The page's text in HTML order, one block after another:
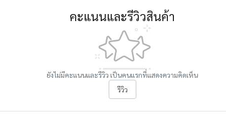
คะแนนและรีวิวสินค้า
ยังไม่มีคะแนนและรีวิว เป็นคนแรกที่แสดงความคิดเห็น
รีวิว